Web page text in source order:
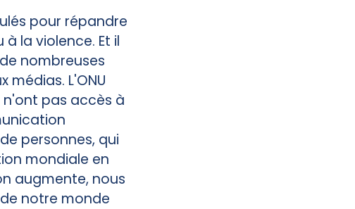
pour répandre
la violence. Et il
nombreuses
L'ONU
n'ont pas accès à
personnes, qui
mondiale en
augmente, nous
notre monde